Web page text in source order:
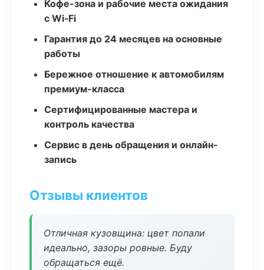
Кофе-зона и рабочие места ожидания
с Wi‑Fi
Гарантия до 24 месяцев на основные
работы
Бережное отношение к автомобилям
премиум-класса
Сертифицированные мастера и
контроль качества
Сервис в день обращения и онлайн-
запись
Отзывы клиентов
Отличная кузовщина: цвет попали
идеально, зазоры ровные. Буду
обращаться ещё.